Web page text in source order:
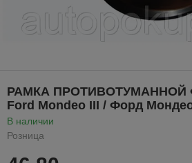
РАМКА ПРОТИВОТУМАННОЙ
Ford Mondeo III / Форд Мондео
В наличии
Розница